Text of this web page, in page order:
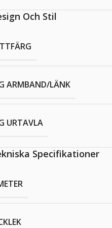
Och Stil
ARMBAND/LÄNK
URTAVLA
Specifikationer